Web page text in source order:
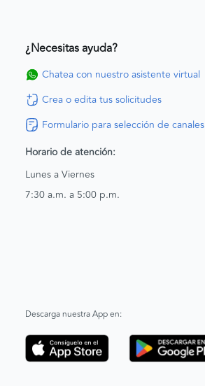
¿Necesitas ayuda?
Chatea con nuestro asistente virtual
Crea o edita tus solicitudes
Formulario para selección de canales
Horario de atención:
Lunes a Viernes
7:30 a.m. a 5:00 p.m.
Descarga nuestra App en: